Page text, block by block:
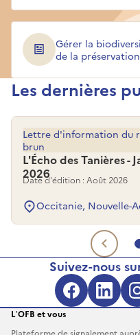
Gérer la
de la
Les dernières
L'Écho des Tanières -
2026
Lettre d'information du
brun
Date d'édition : Août 2026
Occitanie, Nouvelle-
Suivez-nous
L’OFB et vous
Plateforme de signalement